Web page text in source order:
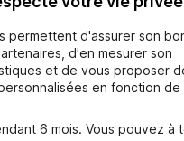
en cours) ;
être souscrite en même
en
permettent d'assurer son
d'en mesurer son
et de vous proposer
en fonction
6 mois. Vous pouvez à